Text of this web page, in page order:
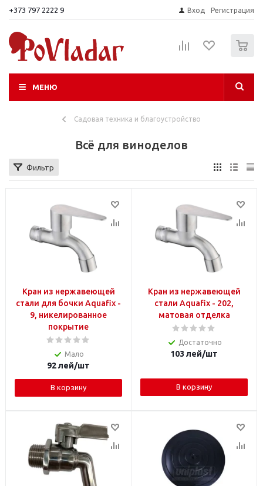
+373 797 2222 9 Вход Регистрация
МЕНЮ
Садовая техника и благоустройство
Всё для виноделов
Фильтр
Кран из нержавеющей
стали для бочки Aquafix -
9, никелированное
покрытие
Мало
92лей/шт
В корзину
Кран из нержавеющей
стали Aquafix - 202,
матовая отделка
Достаточно
103 лей/шт
В корзину